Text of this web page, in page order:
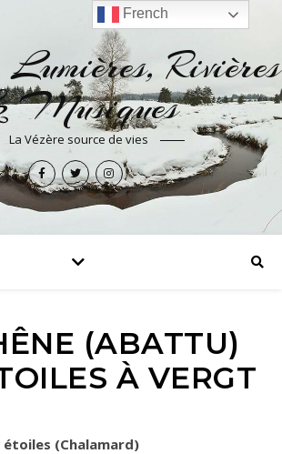
Rivières
Musiques
La Vézère source de vies
(ABATTU)
À VERGT
étoiles (Chalamard)
French